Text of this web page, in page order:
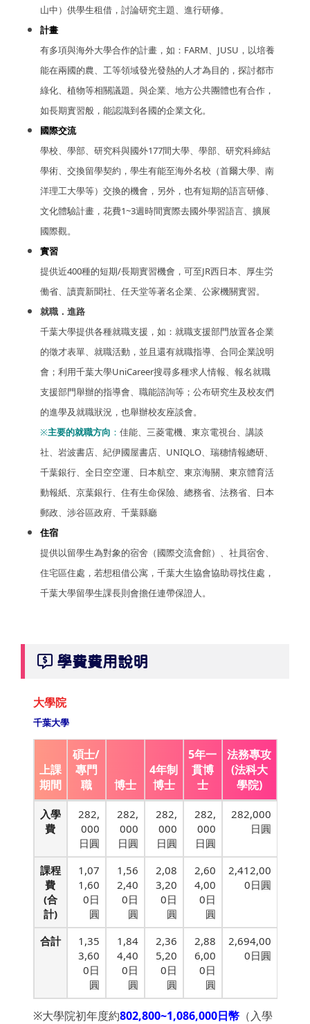
山中）供學生租借，討論研究主題、進行研修。
計畫
有多項與海外大學合作的計畫，如：FARM、JUSU，以培養
能在兩國的農、工等領域發光發熱的人才為目的，探討都市
綠化、植物等相關議題。與企業、地方公共團體也有合作，
如長期實習般，能認識到各國的企業文化。
國際交流
學校、學部、研究科與國外177間大學、學部、研究科締結
學術、交換留學契約，學生有能至海外名校（首爾大學、南
洋理工大學等）交換的機會，另外，也有短期的語言研修、
文化體驗計畫，花費1~3週時間實際去國外學習語言、擴展
國際觀。
實習
提供近400種的短期/長期實習機會，可至JR西日本、厚生労
働省、讀賣新聞社、任天堂等著名企業、公家機關實習。
就職．進路
千葉大學提供各種就職支援，如：就職支援部門放置各企業
的徵才表單、就職活動，並且還有就職指導、合同企業說明
會；利用千葉大學UniCareer搜尋多種求人情報、報名就職
支援部門舉辦的指導會、職能諮詢等；公布研究生及校友們
的進學及就職狀況，也舉辦校友座談會。
※主要的就職方向 ：佳能、三菱電機、東京電視台、講談
社、岩波書店、紀伊國屋書店、UNIQLO、瑞穗情報總研、
千葉銀行、全日空空運、日本航空、東京海關、東京體育活
動報紙、京葉銀行、住有生命保險、總務省、法務省、日本
郵政、涉谷區政府、千葉縣廳
住宿
提供以留學生為對象的宿舍（國際交流會館）、社員宿舍、
住宅區住處，若想租借公寓，千葉大生協會協助尋找住處，
千葉大學留學生課長則會擔任連帶保證人。
學費費用說明
大學院
千葉大學
上課
期間
碩士/
專門
職
博士
4年制
博士
5年一
貫博
士
法務專攻
(法科大
學院)
入學
費
282,
000
日圓
282,
000
日圓
282,
000
日圓
282,
000
日圓
282,000
日圓
課程
費
(合
計)
1,07
1,60
0日
圓
1,56
2,40
0日
圓
2,08
3,20
0日
圓
2,60
4,00
0日
圓
2,412,00
0日圓
合計
1,35
3,60
0日
圓
1,84
4,40
0日
圓
2,36
5,20
0日
圓
2,88
6,00
0日
圓
2,694,00
0日圓
※大學院初年度約802,800~1,086,000日幣（入學